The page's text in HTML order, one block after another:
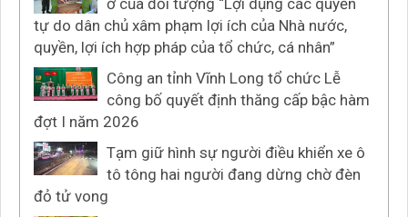
ở của đối tượng “Lợi dụng các quyền
tự do dân chủ xâm phạm lợi ích của Nhà nước,
quyền, lợi ích hợp pháp của tổ chức, cá nhân”
Công an tỉnh Vĩnh Long tổ chức Lễ
công bố quyết định thăng cấp bậc hàm
đợt I năm 2026
Tạm giữ hình sự người điều khiển xe ô
tô tông hai người đang dừng chờ đèn
đỏ tử vong